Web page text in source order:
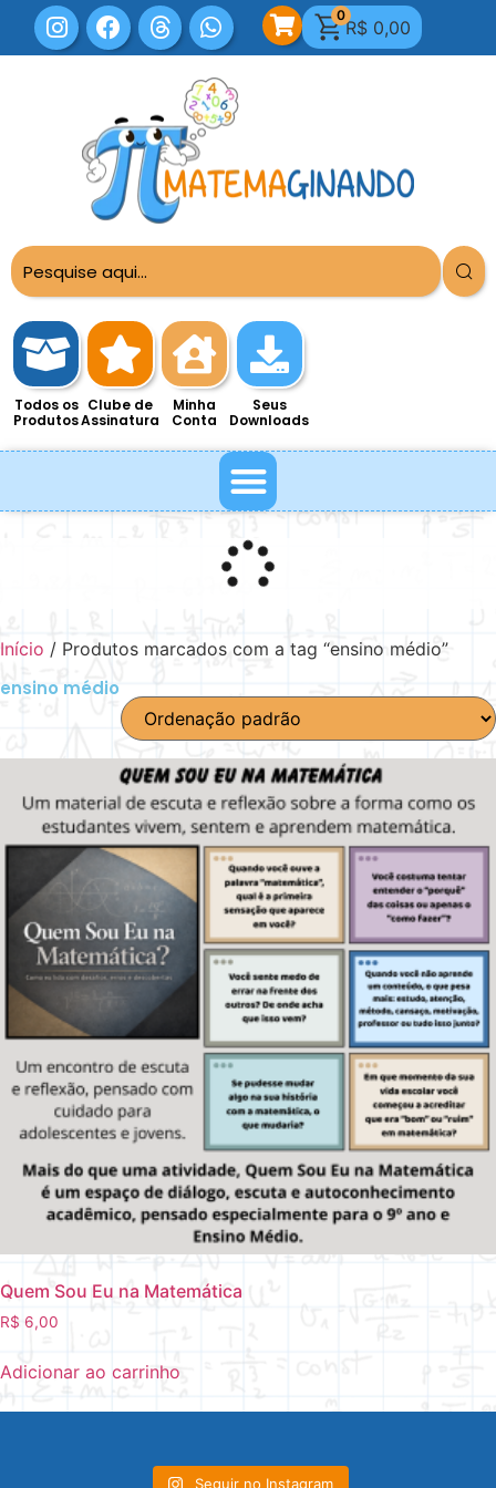
0
R$ 0,00
Todos os
Produtos
Clube de
Assinatura
Minha
Conta
Seus
Downloads
Início / Produtos marcados com a tag “ensino médio”
ensino médio
Quem Sou Eu na Matemática
R$ 6,00
Adicionar ao carrinho
Seguir no Instagram